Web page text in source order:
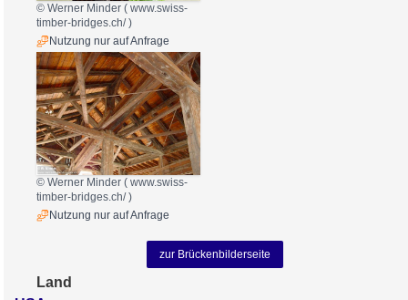
© Werner Minder ( www.swiss-
timber-bridges.ch/)
Nutzung nur auf Anfrage
© Werner Minder ( www.swiss-
timber-bridges.ch/)
Nutzung nur auf Anfrage
zur Brückenbilderseite
Land